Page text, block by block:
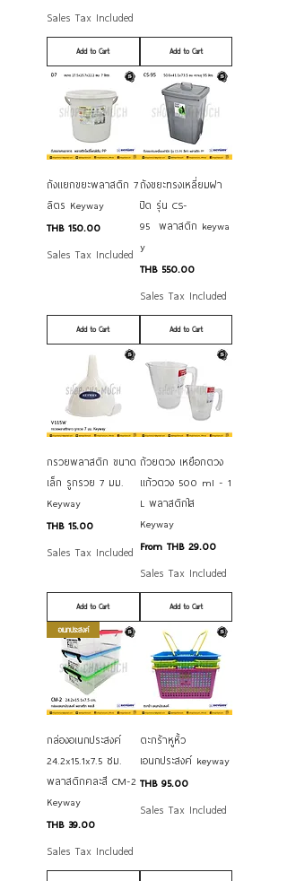
Sales Tax Included
Add to Cart Add to Cart
ถังแยกขยะพลาสติก 7
ลิตร Keyway
Price
THB 150.00
Sales Tax Included
Add to Cart
ถังขยะทรงเหลี่ยมฝา
ปิด รุ่น CS-
95 พลาสติก keywa
y
Price
THB 550.00
Sales Tax Included
Add to Cart
กรวยพลาสติก ขนาด
เล็ก รูกรวย 7 มม.
Keyway
Price
THB 15.00
Sales Tax Included
Add to Cart
ถ้วยตวง เหยือกตวง
แก้วตวง 500 ml - 1
L พลาสติกใส
Keyway
From THB 29.00
Sale Price
Sales Tax Included
Add to Cart
อเนกประสงค์
กล่องอเนกประสงค์
24.2x15.1x7.5 ซม.
พลาสติกคละสี CM-2
Keyway
Price
THB 39.00
Sales Tax Included
ตะกร้าหูหิ้ว
เอนกประสงค์ keyway
Price
THB 95.00
Sales Tax Included